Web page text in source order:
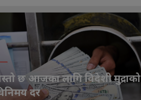
छ आजका लागि विदेशी मुद्राको
दर